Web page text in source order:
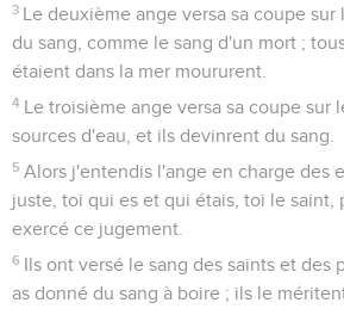
3 Le deuxième ange versa sa coupe
du sang, comme le sang d'un mort ;
étaient dans la mer moururent.
4 Le troisième ange versa sa coupe sur
sources d'eau, et ils devinrent du sang.
5 Alors j'entendis l'ange en charge des
juste, toi qui es et qui étais, toi le saint,
exercé ce jugement.
6 Ils ont versé le sang des saints et des
as donné du sang à boire ; ils le